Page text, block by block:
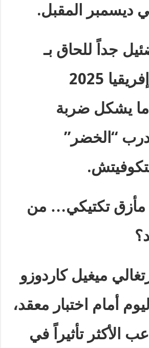
ديسمبر المقبل.
جداً للحاق بـ
كأس أمم إفريقيا 2025
ما يشكل ضربة
“الخضر”
.
مأزق تكتيكي… من
ميغيل كاردوزو
أمام اختبار معقد،
الأكثر تأثيراً في